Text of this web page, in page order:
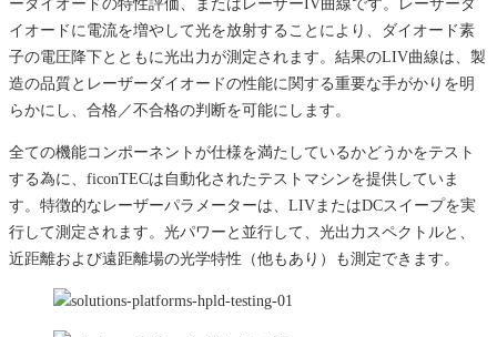
ーダイオードの特性評価、またはレーザーIV曲線です。レーザーダ
イオードに電流を増やして光を放射することにより、ダイオード素
子の電圧降下とともに光出力が測定されます。結果のLIV曲線は、製
造の品質とレーザーダイオードの性能に関する重要な手がかりを明
らかにし、合格／不合格の判断を可能にします。
全ての機能コンポーネントが仕様を満たしているかどうかをテスト
する為に、ficonTECは自動化されたテストマシンを提供していま
す。特徴的なレーザーパラメーターは、LIVまたはDCスイープを実
行して測定されます。光パワーと並行して、光出力スペクトルと、
近距離および遠距離場の光学特性（他もあり）も測定できます。